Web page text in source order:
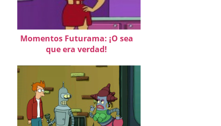
Momentos Futurama: ¡O sea
que era verdad!